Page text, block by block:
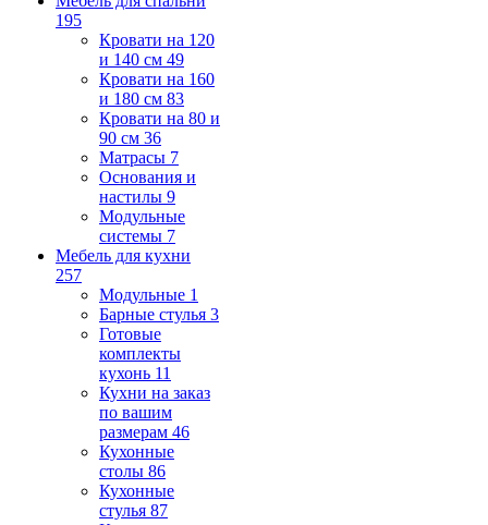
195
Кровати на 120
и 140 см 49
Кровати на 160
и 180 см 83
Кровати на 80 и
90 см 36
Матрасы 7
Основания и
настилы 9
Модульные
системы 7
Мебель для кухни
257
Модульные 1
Барные стулья 3
Готовые
комплекты
кухонь 11
Кухни на заказ
по вашим
размерам 46
Кухонные
столы 86
Кухонные
стулья 87